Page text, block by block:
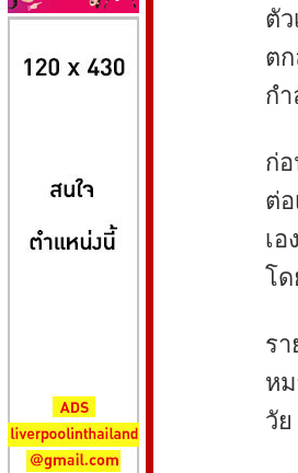
ตั
ต
ก
ก่
ต่
เ
โ
ร
ห
วั